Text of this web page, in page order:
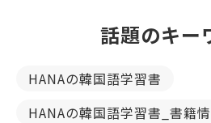
話題のキー
HANAの韓国語学習書
HANAの韓国語学習書_書籍